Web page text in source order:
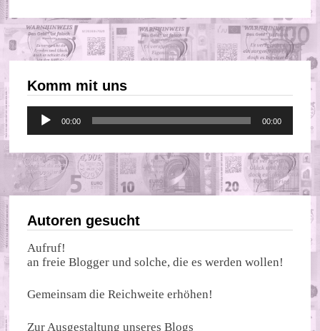
Komm mit uns
Audio-
Player
00:00 00:00
Autoren gesucht
Aufruf!
an freie Blogger und solche, die es werden wollen!
Gemeinsam die Reichweite erhöhen!
Zur Ausgestaltung unseres Blogs